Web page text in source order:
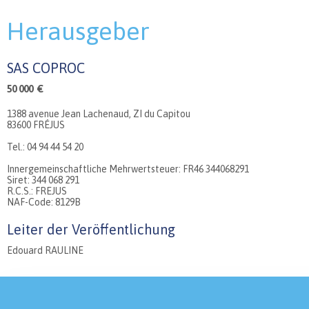
Herausgeber
SAS COPROC
50 000 €
1388 avenue Jean Lachenaud, ZI du Capitou
83600 FRÉJUS
Tel.: 04 94 44 54 20
Innergemeinschaftliche Mehrwertsteuer: FR46 344068291
Siret: 344 068 291
R.C.S.: FREJUS
NAF-Code: 8129B
Leiter der Veröffentlichung
Edouard RAULINE